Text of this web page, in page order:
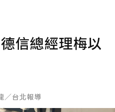
信總經理梅以
／台北報導